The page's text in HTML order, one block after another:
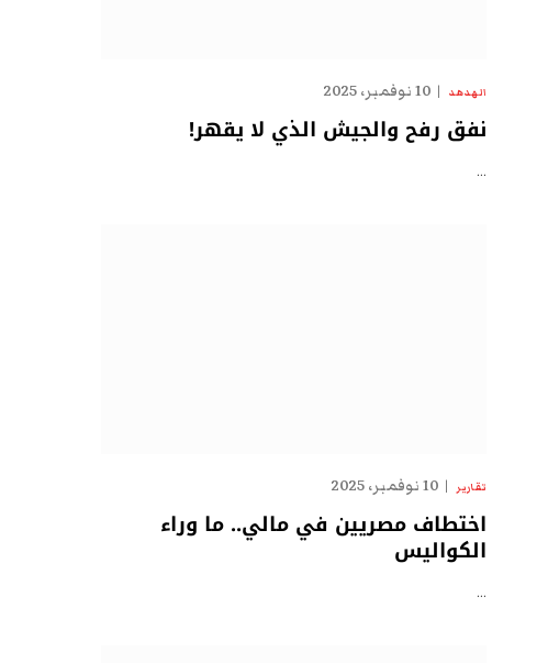
الهدهد 10 نوفمبر، 2025
نفق رفح والجيش الذي لا يقهر!
…
تقارير 10 نوفمبر، 2025
اختطاف مصريين في مالي.. ما وراء
الكواليس
…